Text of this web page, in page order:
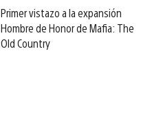
Primer vistazo a la expansión
Hombre de Honor de Mafia: The
Old Country